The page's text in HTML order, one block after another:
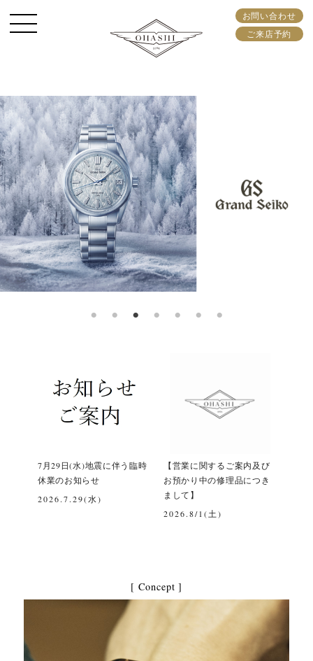
お問い合わせ
ご来店予約
7月29日(水)地震に伴う臨時
休業のお知らせ
2026.7.29(水)
【営業に関するご案内及び
お預かり中の修理品につき
まして】
2026.8/1(土)
[ Concept ]